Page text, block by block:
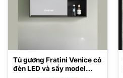
Tủ gương Fratini Venice có
đèn LED và sấy model